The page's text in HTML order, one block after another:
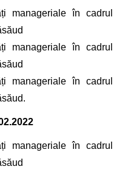
manageriale în cadrul
manageriale în cadrul
manageriale în cadrul
manageriale în cadrul